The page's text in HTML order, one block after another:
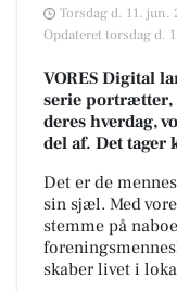
Torsdag d. 11. jun.
Opdateret torsdag d.
VORES Digital
serie portrætter,
deres hverdag,
del af. Det
Det er de
sin sjæl. Med
stemme på
skaber livet i